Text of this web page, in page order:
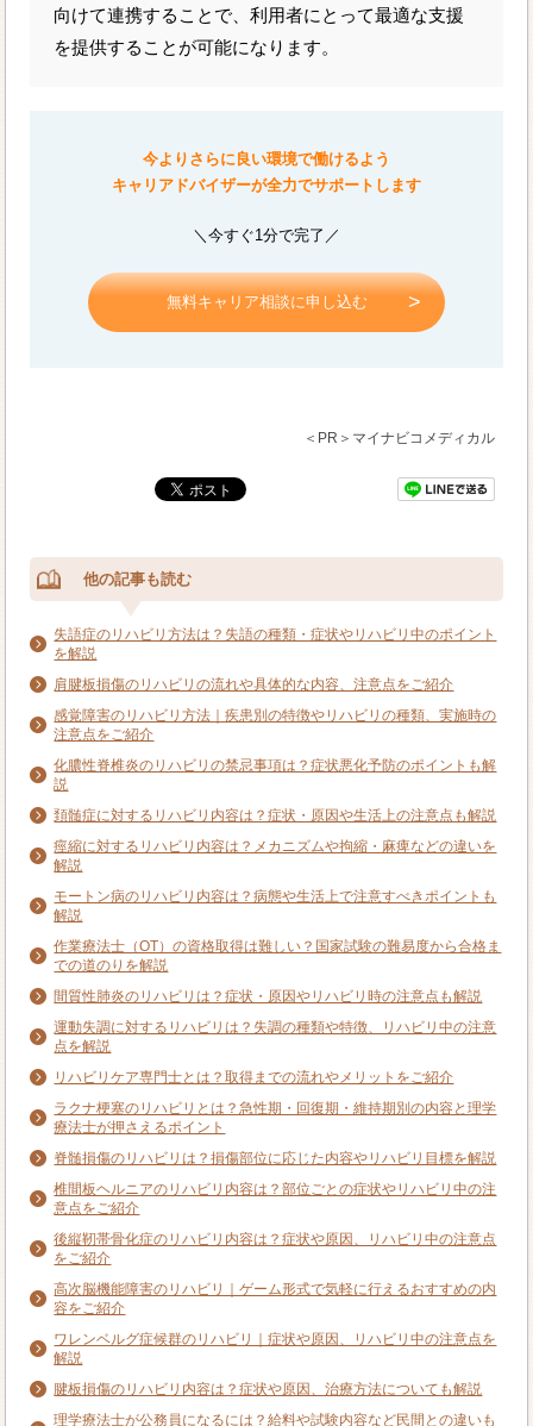
向けて連携することで、利用者にとって最適な支援
を提供することが可能になります。
今よりさらに良い環境で働けるよう
キャリアドバイザーが全力でサポートします
＼今すぐ1分で完了／
無料キャリア相談に申し込む
＜PR＞マイナビコメディカル
他の記事も読む
失語症のリハビリ方法は？失語の種類・症状やリハビリ中のポイント
を解説
肩腱板損傷のリハビリの流れや具体的な内容、注意点をご紹介
感覚障害のリハビリ方法｜疾患別の特徴やリハビリの種類、実施時の
注意点をご紹介
化膿性脊椎炎のリハビリの禁忌事項は？症状悪化予防のポイントも解
説
頚髄症に対するリハビリ内容は？症状・原因や生活上の注意点も解説
痙縮に対するリハビリ内容は？メカニズムや拘縮・麻痺などの違いを
解説
モートン病のリハビリ内容は？病態や生活上で注意すべきポイントも
解説
作業療法士（OT）の資格取得は難しい？国家試験の難易度から合格ま
での道のりを解説
間質性肺炎のリハビリは？症状・原因やリハビリ時の注意点も解説
運動失調に対するリハビリは？失調の種類や特徴、リハビリ中の注意
点を解説
リハビリケア専門士とは？取得までの流れやメリットをご紹介
ラクナ梗塞のリハビリとは？急性期・回復期・維持期別の内容と理学
療法士が押さえるポイント
脊髄損傷のリハビリは？損傷部位に応じた内容やリハビリ目標を解説
椎間板ヘルニアのリハビリ内容は？部位ごとの症状やリハビリ中の注
意点をご紹介
後縦靭帯骨化症のリハビリ内容は？症状や原因、リハビリ中の注意点
をご紹介
高次脳機能障害のリハビリ｜ゲーム形式で気軽に行えるおすすめの内
容をご紹介
ワレンベルグ症候群のリハビリ｜症状や原因、リハビリ中の注意点を
解説
腱板損傷のリハビリ内容は？症状や原因、治療方法についても解説
理学療法士が公務員になるには？給料や試験内容など民間との違いも